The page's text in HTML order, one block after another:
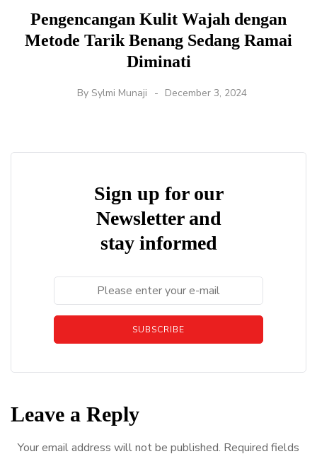
Pengencangan Kulit Wajah dengan
Metode Tarik Benang Sedang Ramai
Diminati
By Sylmi Munaji December 3, 2024
Sign up for our
Newsletter and
stay informed
SUBSCRIBE
Leave a Reply
Your email address will not be published. Required fields